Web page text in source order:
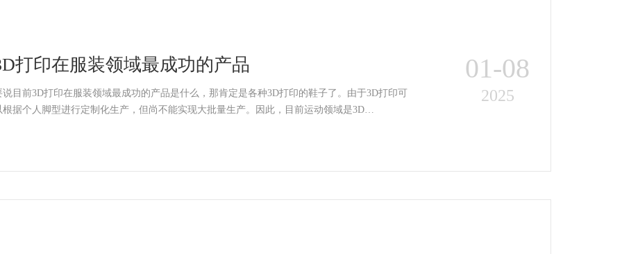
打印在服装领域最成功的产品
说目前3D打印在服装领域最成功的产品是什么，那肯定是各种3D打印的鞋子了。由于3D打印可
根据个人脚型进行定制化生产，但尚不能实现大批量生产。因此，目前运动领域是3D…
01-08
2025